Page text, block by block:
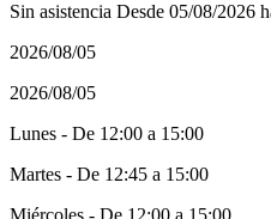
Sin asistencia Desde 05/08/2026
2026/08/05
2026/08/05
Lunes - De 12:00 a 15:00
Martes - De 12:45 a 15:00